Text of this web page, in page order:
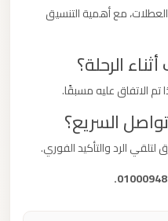
مع أهمية التنسيق
الرحلة؟
الاتفاق عليه مسبقًا.
السريع؟
الرد والتأكيد الفوري.